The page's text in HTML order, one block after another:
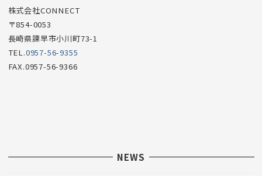
株式会社CONNECT
〒854-0053
長崎県諫早市小川町73-1
TEL.0957-56-9355
FAX.0957-56-9366
NEWS